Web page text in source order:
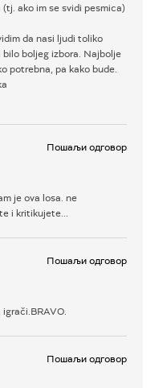
ako im se svidi pesmica)
da nasi ljudi toliko
boljeg izbora. Najbolje
potrebna, pa kako bude.
Пошаљи одговор
je ova losa. ne
i kritikujete...
Пошаљи одговор
Пошаљи одговор